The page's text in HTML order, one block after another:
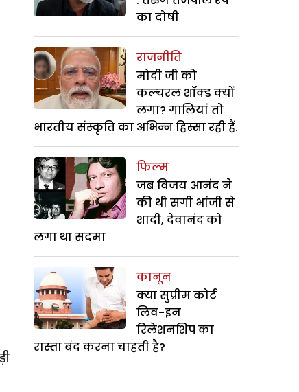
का दोषी
राजनीति
मोदी जी को
कल्चरल शॉक्ड क्यों
लगा? गालियां तो
भारतीय संस्कृति का अभिन्न हिस्सा रही हैं.
फिल्म
जब विजय आनंद ने
की थी सगी भांजी से
शादी, देवानंद को
लगा था सदमा
कानून
क्या सुप्रीम कोर्ट
लिव-इन
रिलेशनशिप का
रास्ता बंद करना चाहती है?